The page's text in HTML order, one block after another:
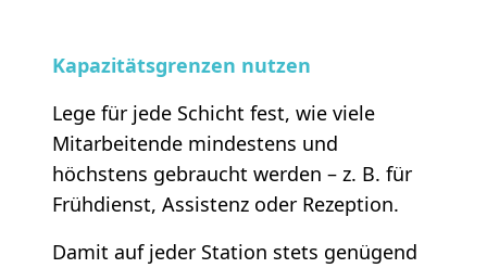
Kapazitätsgrenzen nutzen
Lege für jede Schicht fest, wie viele
Mitarbeitende mindestens und
höchstens gebraucht werden – z. B. für
Frühdienst, Assistenz oder Rezeption.
Damit auf jeder Station stets genügend